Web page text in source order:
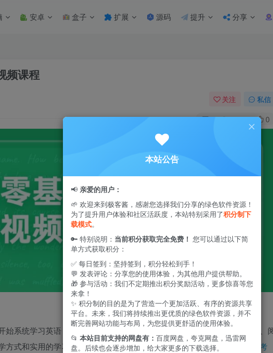
安卓 盒子 扩展 源码 提升 分享
频课程
关注 私信
1 1.1W+ 0
系统学习英语，直至达到 大学英语六级 水平。课程内容涵盖听力、口语、
式和实用的学习方法，帮助学员轻松掌握英语技能，顺利通过
英语六级考
本站公告
📢 亲爱的用户：
🌱 欢迎来到极客酱，感谢您选择我们分享的绿色软件资源！
为了提升用户体验和社区活跃度，本站特别采用了积分制下
载模式。
🔑 特别说明： 当前积分获取完全免费！ 您可以通过以下简
单方式获取积分：
✅ 每日签到：坚持签到，积分轻松到手！
💬 发表评论：分享您的使用体验，为其他用户提供帮助。
🎁 参与活动：我们不定期推出积分奖励活动，更多惊喜等您
来拿！
✨ 积分制的目的是为了营造一个更加活跃、有序的资源共享
平台。未来，我们将持续推出更优质的绿色软件资源，并不
断完善网站功能与布局，为您提供更舒适的使用体验。
📂 本站目前支持的网盘有： 百度网盘，夸克网盘，迅雷网
盘。后续也会逐步增加，给大家更多的下载选择。